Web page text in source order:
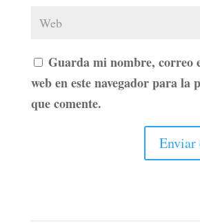
Guarda mi nombre, correo
web en este navegador para la
que comente.